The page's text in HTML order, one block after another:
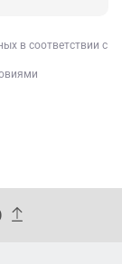
в соответствии с